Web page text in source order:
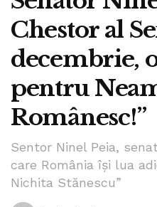
Chestor al
decembrie,
pentru
Românesc!”
Sentor Ninel Peia,
care România își lua
Nichita Stănescu”